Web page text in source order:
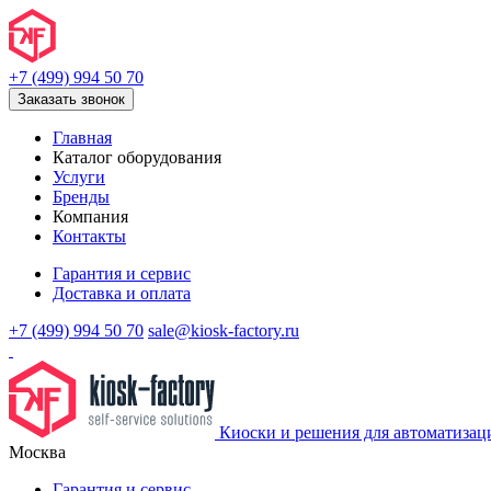
+7 (499) 994 50 70
Заказать звонок
Главная
Каталог оборудования
Услуги
Бренды
Компания
Контакты
Гарантия и сервис
Доставка и оплата
+7 (499) 994 50 70 sale@kiosk-factory.ru
Киоски и решения для
Москва